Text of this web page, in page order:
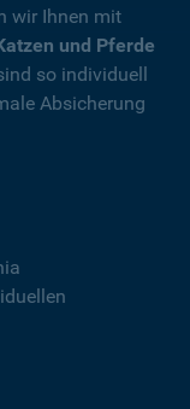
wir Ihnen mit
und Pferde
so individuell
Absicherung